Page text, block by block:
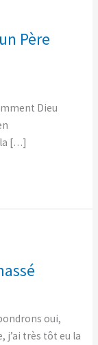
Père
Dieu
[…]
oui,
j’ai très tôt eu la